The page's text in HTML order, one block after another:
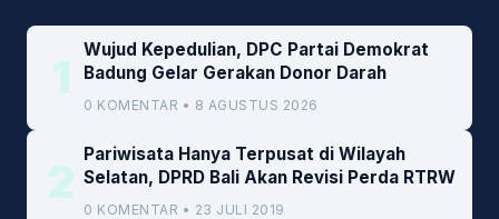
1
Wujud Kepedulian, DPC Partai Demokrat
Badung Gelar Gerakan Donor Darah
0 KOMENTAR • 8 AGUSTUS 2026
2
Pariwisata Hanya Terpusat di Wilayah
Selatan, DPRD Bali Akan Revisi Perda RTRW
0 KOMENTAR • 23 JULI 2019